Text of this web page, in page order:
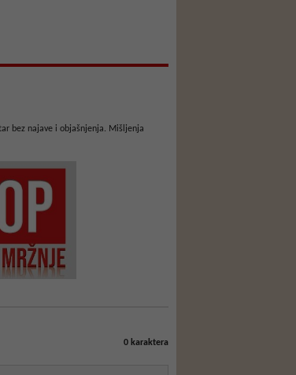
bez najave i objašnjenja. Mišljenja
0karaktera